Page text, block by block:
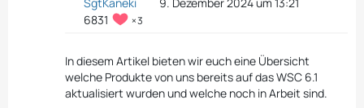
6831
3
In diesem Artikel bieten wir euch eine Übersicht
welche Produkte von uns bereits auf das WSC 6.1
aktualisiert wurden und welche noch in Arbeit sind.